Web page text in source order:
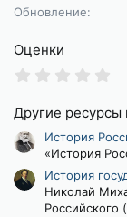
Обновление
Оценки
0
в
ё
з
д
Другие
История
«История
История
Николай
Российского